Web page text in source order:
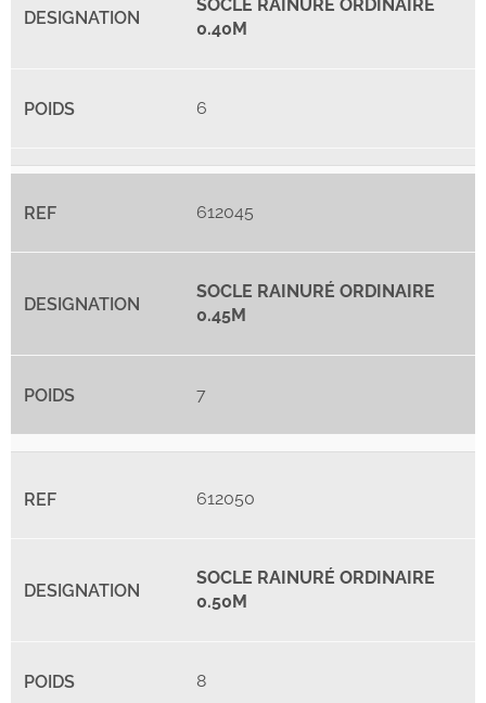
SOCLE RAINURÉ ORDINAIRE
0.40M
6
612045
SOCLE RAINURÉ ORDINAIRE
0.45M
7
612050
SOCLE RAINURÉ ORDINAIRE
0.50M
8